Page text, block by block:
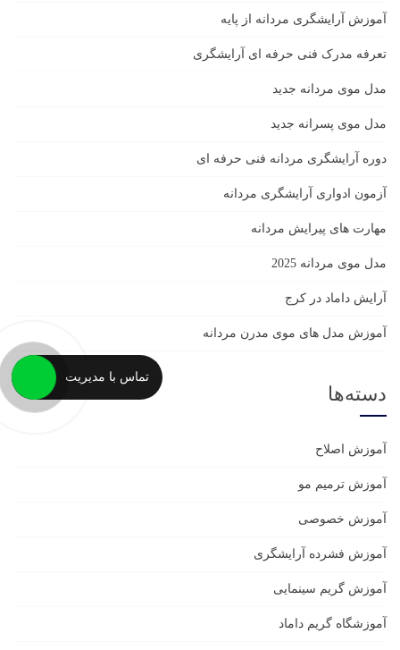
آموزش آرایشگری مردانه از پایه
تعرفه مدرک فنی حرفه ای آرایشگری
مدل موی مردانه جدید
مدل موی پسرانه جدید
دوره آرایشگری مردانه فنی حرفه ای
آزمون ادواری آرایشگری مردانه
مهارت های پیرایش مردانه
مدل موی مردانه 2025
آرایش داماد در کرج
آموزش مدل های موی مدرن مردانه
دسته‌ها
آموزش اصلاح
آموزش ترمیم مو
آموزش خصوصی
آموزش فشرده آرایشگری
آموزش گریم سینمایی
آموزشگاه گریم داماد
تماس با مدیریت